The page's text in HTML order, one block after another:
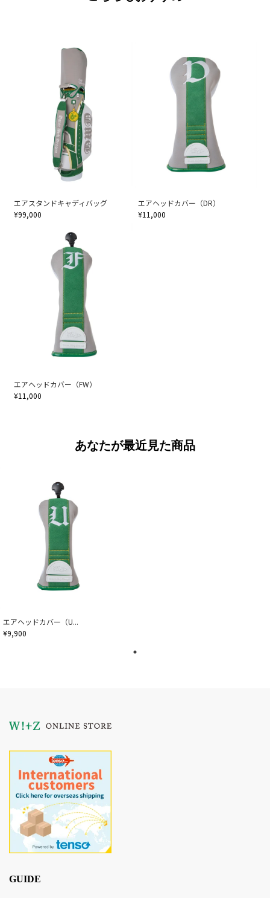
エアスタンドキャディバッグ
¥99,000
エアヘッドカバー（DR）
¥11,000
エアヘッドカバー（FW）
¥11,000
あなたが最近見た商品
エアヘッドカバー（U...
¥9,900
GUIDE